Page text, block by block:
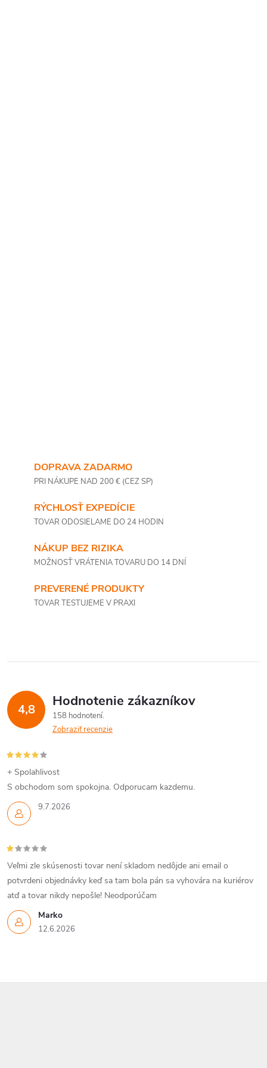
DOPRAVA ZADARMO
PRI NÁKUPE NAD 200 € (CEZ SP)
RÝCHLOSŤ EXPEDÍCIE
TOVAR ODOSIELAME DO 24 HODIN
NÁKUP BEZ RIZIKA
MOŽNOSŤ VRÁTENIA TOVARU DO 14 DNÍ
PREVERENÉ PRODUKTY
TOVAR TESTUJEME V PRAXI
4,8 Hodnotenie zákazníkov
158 hodnotení
Zobraziť recenzie
9.7.2026
+ Spolahlivost
S obchodom som spokojna. Odporucam kazdemu.
Marko
12.6.2026
Veľmi zle skúsenosti tovar není skladom nedôjde ani email o
potvrdeni objednávky keď sa tam bola pán sa vyhovára na kuriérov
atď a tovar nikdy nepošle! Neodporúčam